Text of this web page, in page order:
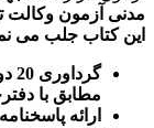
مدنی آزمون وکالت
این کتاب جلب می
مطابق با
ارائه